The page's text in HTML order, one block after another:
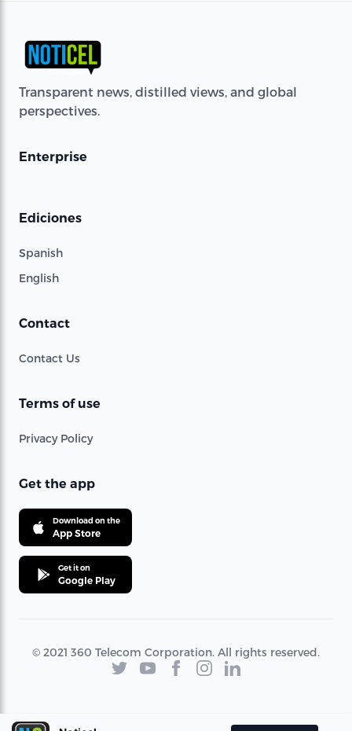
Transparent news, distilled views, and global
perspectives.
Enterprise
Ediciones
Spanish
English
Contact
Contact Us
Terms of use
Privacy Policy
Get the app
Download on the
App Store
Get it on
Google Play
© 2021 360 Telecom Corporation. All rights reserved.